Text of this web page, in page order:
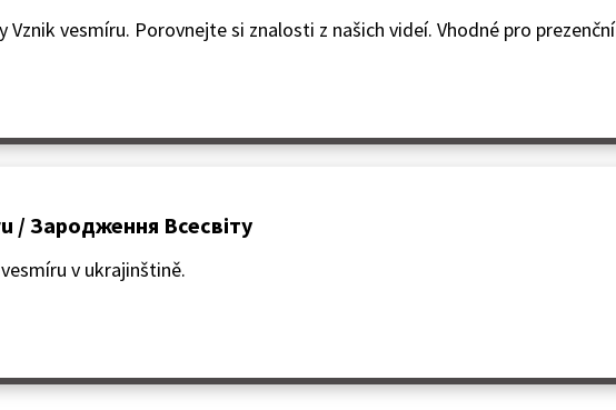
vesmíru. Porovnejte si znalosti z našich videí. Vhodné pro
/ Зародження Всесвіту
v ukrajinštině.